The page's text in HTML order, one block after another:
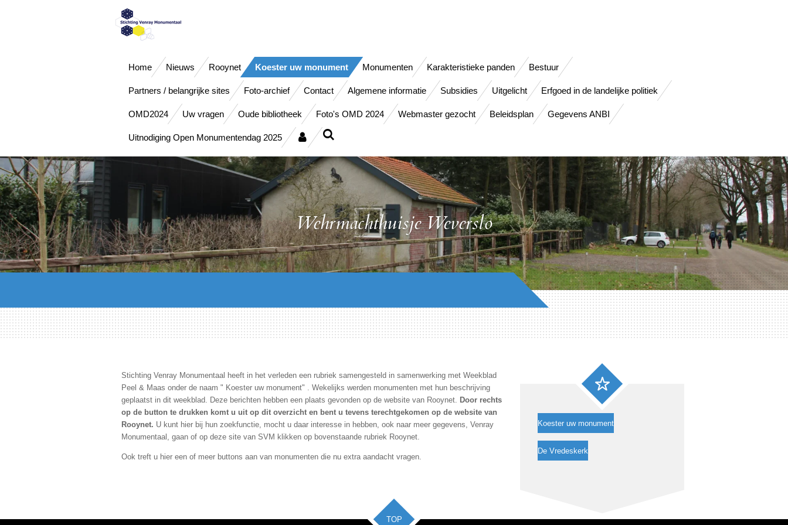
Home Nieuws Rooynet Koester uw monument Monumenten Karakteristieke panden Bestuur
Partners / belangrijke sites Foto-archief Contact Algemene informatie Subsidies Uitgelicht Erfgoed in de landelijke politiek
OMD2024 Uw vragen Oude bibliotheek Foto's OMD 2024 Webmaster gezocht Beleidsplan Gegevens ANBI
Uitnodiging Open Monumentendag 2025
Wehrmachthuisje Weverslo
Stichting Venray Monumentaal heeft in het verleden een rubriek samengesteld in samenwerking met Weekblad
Peel & Maas onder de naam " Koester uw monument" . Wekelijks werden monumenten met hun beschrijving
geplaatst in dit weekblad. Deze berichten hebben een plaats gevonden op de website van Rooynet. Door rechts
op de button te drukken komt u uit op dit overzicht en bent u tevens terechtgekomen op de website van
Rooynet. U kunt hier bij hun zoekfunctie, mocht u daar interesse in hebben, ook naar meer gegevens, Venray
Monumentaal, gaan of op deze site van SVM klikken op bovenstaande rubriek Rooynet.
Ook treft u hier een of meer buttons aan van monumenten die nu extra aandacht vragen.
Koester uw monument
De Vredeskerk
TOP